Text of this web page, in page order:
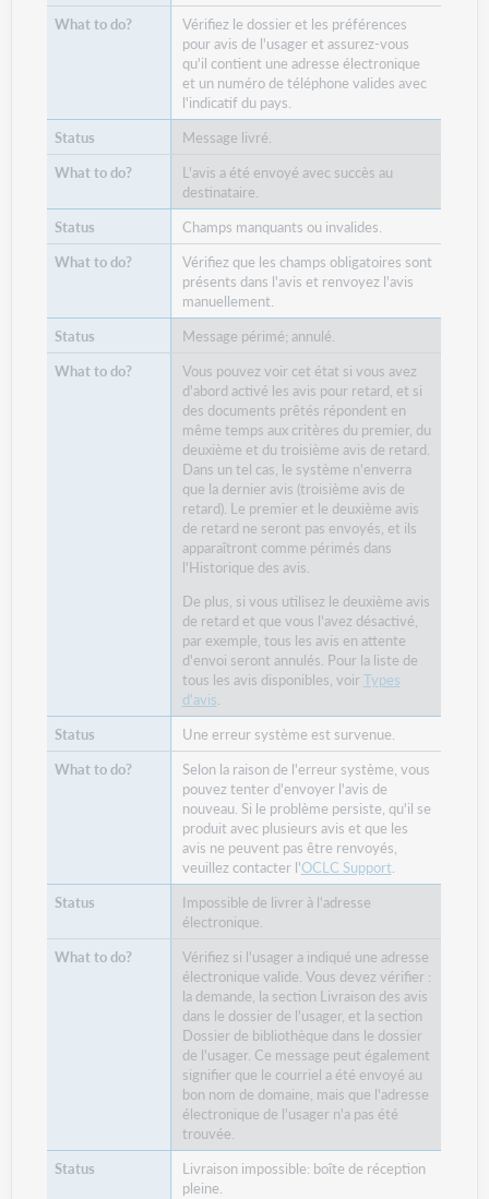
Vérifiez le dossier et les préférences
pour avis de l'usager et assurez-vous
qu'il contient une adresse électronique
et un numéro de téléphone valides avec
l'indicatif du pays.
Message livré.
L'avis a été envoyé avec succès au
destinataire.
Champs manquants ou invalides.
Vérifiez que les champs obligatoires sont
présents dans l'avis et renvoyez l'avis
manuellement.
Message périmé; annulé.
Vous pouvez voir cet état si vous avez
d'abord activé les avis pour retard, et si
des documents prêtés répondent en
même temps aux critères du premier, du
deuxième et du troisième avis de retard.
Dans un tel cas, le système n'enverra
que la dernier avis (troisième avis de
retard). Le premier et le deuxième avis
de retard ne seront pas envoyés, et ils
apparaîtront comme périmés dans
l'Historique des avis.
De plus, si vous utilisez le deuxième avis
de retard et que vous l'avez désactivé,
par exemple, tous les avis en attente
d'envoi seront annulés. Pour la liste de
tous les avis disponibles, voirTypes
d'avis.
Une erreur système est survenue.
Selon la raison de l'erreur système, vous
pouvez tenter d'envoyer l'avis de
nouveau. Si le problème persiste, qu'il se
produit avec plusieurs avis et que les
avis ne peuvent pas être renvoyés,
veuillez contacter l'OCLC Support.
Impossible de livrer à l'adresse
électronique.
Vérifiez si l'usager a indiqué une adresse
électronique valide. Vous devez vérifier :
la demande, la section Livraison des avis
dans le dossier de l'usager, et la section
Dossier de bibliothèque dans le dossier
de l'usager. Ce message peut également
signifier que le courriel a été envoyé au
bon nom de domaine, mais que l'adresse
électronique de l'usager n'a pas été
trouvée.
Livraison impossible: boîte de réception
pleine.